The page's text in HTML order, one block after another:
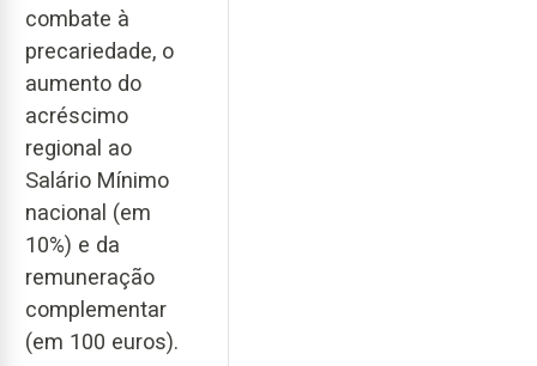
combate à
precariedade, o
aumento do
acréscimo
regional ao
Salário Mínimo
nacional (em
10%) e da
remuneração
complementar
(em 100 euros).